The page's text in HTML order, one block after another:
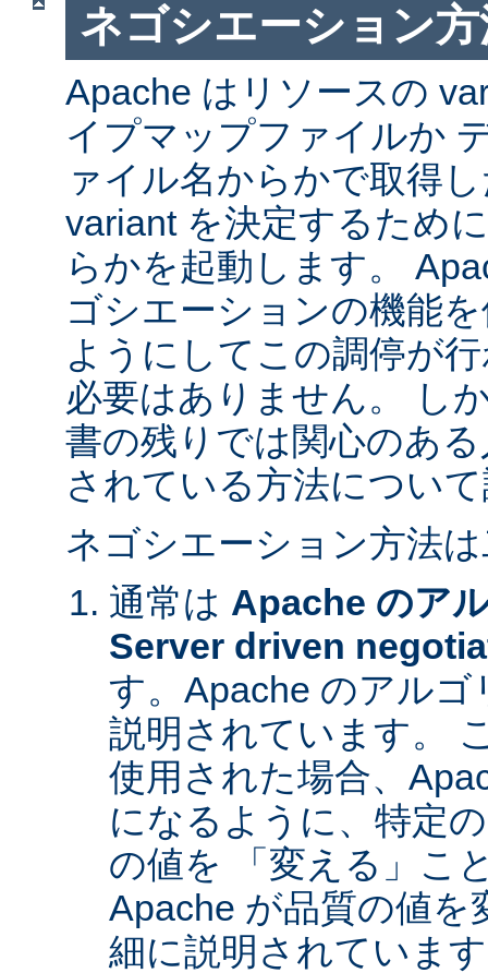
ネゴシエーション方
Apache はリソースの
イプマップファイルか
ァイル名からかで取得
variant を決定するため
らかを起動します。
ゴシエーションの機能
ようにしてこの調停が
必要はありません。 し
書の残りでは関心のあ
されている方法につい
ネゴシエーション方法
通常は Apache のア
Server driven
す。Apache のアル
説明されています。
使用された場合、
になるように、特定
の値を 「変える」こ
Apache が品質の値を
細に説明されていま